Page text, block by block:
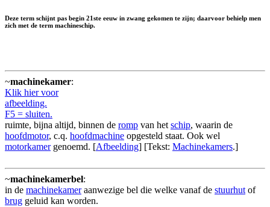
Deze term schijnt pas begin 21ste eeuw in zwang gekomen te zijn; daarvoor behielp men
zich met de term machineschip.
~machinekamer:
Klik hier voor
afbeelding.
F5 = sluiten.
ruimte, bijna altijd, binnen de romp van het schip, waarin de
hoofdmotor, c.q. hoofdmachine opgesteld staat. Ook wel
motorkamergenoemd. [Afbeelding] [Tekst: Machinekamers.]
~machinekamerbel:
in de machinekameraanwezige bel die welke vanaf de stuurhut of
brug geluid kan worden.